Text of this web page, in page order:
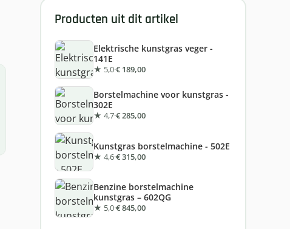
Producten uit dit artikel
Elektrische kunstgras veger -
141E
★ 5,0·€ 189,00
Borstelmachine voor kunstgras -
302E
★ 4,7·€ 285,00
Kunstgras borstelmachine - 502E
★ 4,6·€ 315,00
Benzine borstelmachine
kunstgras – 602QG
★ 5,0·€ 845,00